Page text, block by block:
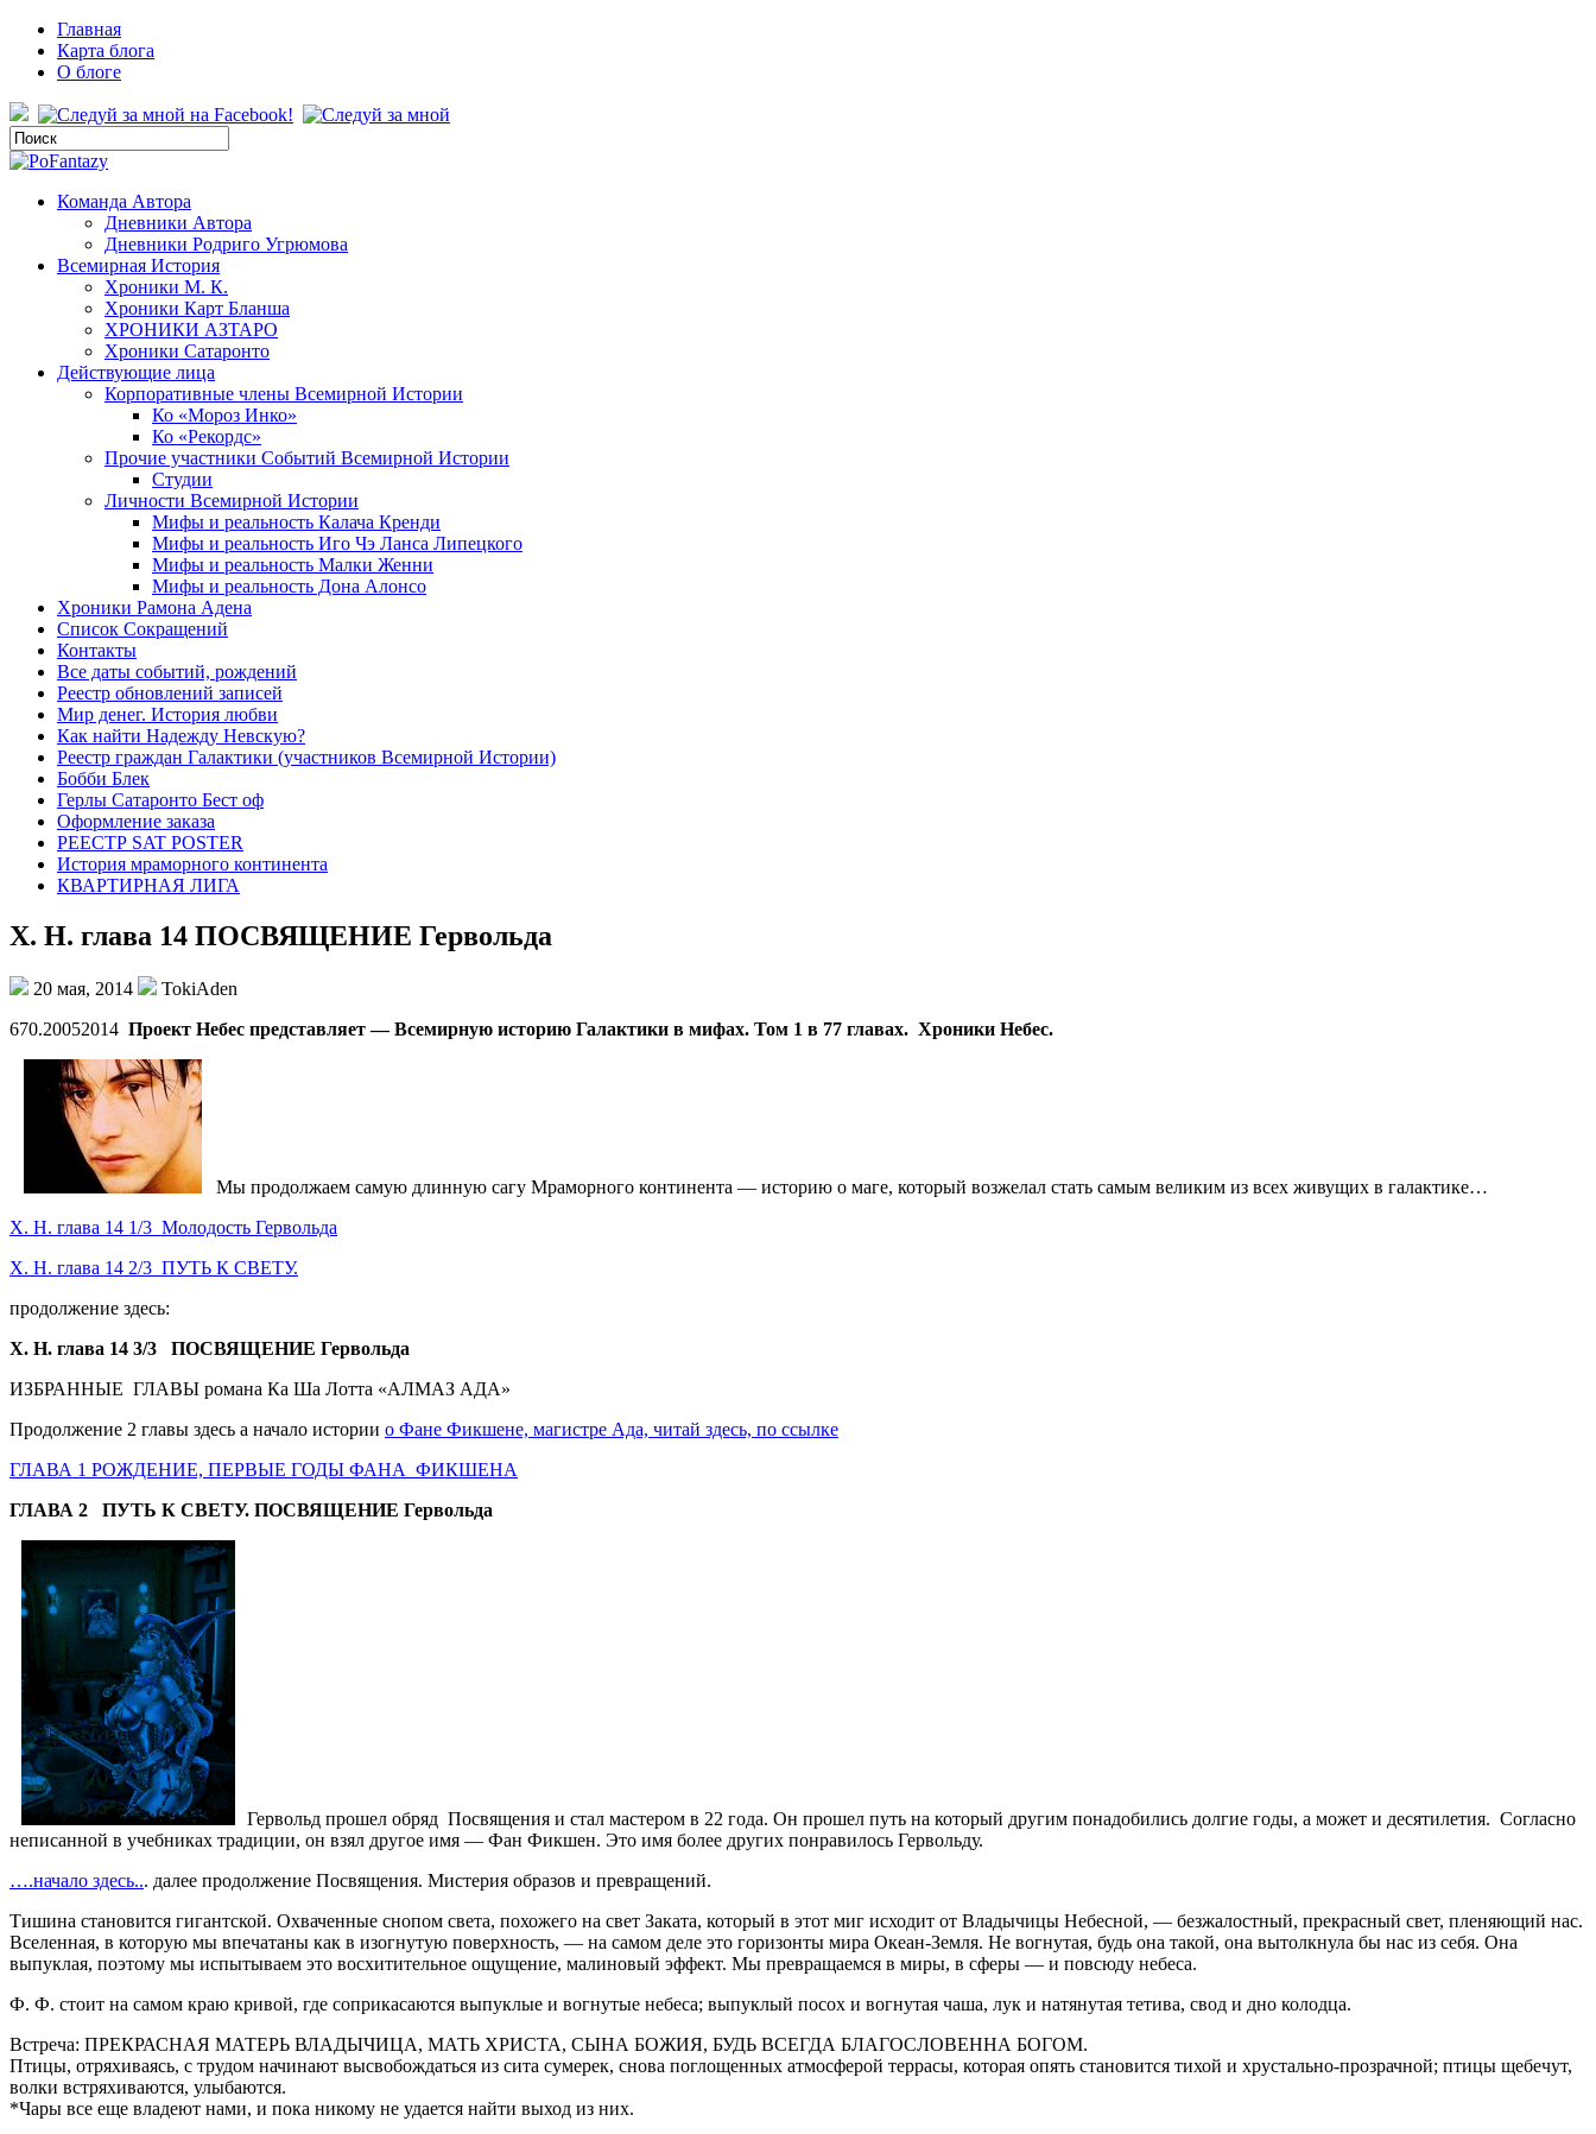
Главная
Карта блога
О блоге
Команда Автора
Дневники Автора
Дневники Родриго Угрюмова
Всемирная История
Хроники М. К.
Хроники Карт Бланша
ХРОНИКИ АЗТАРО
Хроники Сатаронто
Действующие лица
Корпоративные члены Всемирной Истории
Ко «Мороз Инко»
Ко «Рекордс»
Прочие участники Событий Всемирной Истории
Студии
Личности Всемирной Истории
Мифы и реальность Калача Кренди
Мифы и реальность Иго Чэ Ланса Липецкого
Мифы и реальность Малки Женни
Мифы и реальность Дона Алонсо
Хроники Рамона Адена
Список Сокращений
Контакты
Все даты событий, рождений
Реестр обновлений записей
Мир денег. История любви
Как найти Надежду Невскую?
Реестр граждан Галактики (участников Всемирной Истории)
Бобби Блек
Герлы Сатаронто Бест оф
Оформление заказа
РЕЕСТР SAT POSTER
История мраморного континента
КВАРТИРНАЯ ЛИГА
Х. Н. глава 14 ПОСВЯЩЕНИЕ Гервольда
20 мая, 2014
TokiAden
670.20052014 Проект Небес представляет — Всемирную историю Галактики в мифах. Том 1 в 77 главах. Хроники Небес.
Мы продолжаем самую длинную сагу Мраморного континента — историю о маге, который возжелал стать самым великим из всех живущих в галактике…
Х. Н. глава 14 1/3 Молодость Гервольда
Х. Н. глава 14 2/3 ПУТЬ К СВЕТУ.
продолжение здесь:
Х. Н. глава 14 3/3 ПОСВЯЩЕНИЕ Гервольда
ИЗБРАННЫЕ ГЛАВЫ романа Ка Ша Лотта «АЛМАЗ АДА»
Продолжение 2 главы здесь а начало истории о Фане Фикшене, магистре Ада, читай здесь, по ссылке
ГЛАВА 1 РОЖДЕНИЕ, ПЕРВЫЕ ГОДЫ ФАНА ФИКШЕНА
ГЛАВА 2 ПУТЬ К СВЕТУ. ПОСВЯЩЕНИЕ Гервольда
Гервольд прошел обряд Посвящения и стал мастером в 22 года. Он прошел путь на который другим понадобились долгие годы, а может и десятилетия. Согласно
неписанной в учебниках традиции, он взял другое имя — Фан Фикшен. Это имя более других понравилось Гервольду.
….начало здесь... далее продолжение Посвящения. Мистерия образов и превращений.
Тишина становится гигантской. Охваченные снопом света, похожего на свет Заката, который в этот миг исходит от Владычицы Небесной, — безжалостный, прекрасный свет, пленяющий нас.
Вселенная, в которую мы впечатаны как в изогнутую поверхность, — на самом деле это горизонты мира Океан-Земля. Не вогнутая, будь она такой, она вытолкнула бы нас из себя. Она
выпуклая, поэтому мы испытываем это восхитительное ощущение, малиновый эффект. Мы превращаемся в миры, в сферы — и повсюду небеса.
Ф. Ф. стоит на самом краю кривой, где соприкасаются выпуклые и вогнутые небеса; выпуклый посох и вогнутая чаша, лук и натянутая тетива, свод и дно колодца.
Встреча: ПРЕКРАСНАЯ МАТЕРЬ ВЛАДЫЧИЦА, МАТЬ ХРИСТА, СЫНА БОЖИЯ, БУДЬ ВСЕГДА БЛАГОСЛОВЕННА БОГОМ.
Птицы, отряхиваясь, с трудом начинают высвобождаться из сита сумерек, снова поглощенных атмосферой террасы, которая опять становится тихой и хрустально-прозрачной; птицы щебечут,
волки встряхиваются, улыбаются.
*Чары все еще владеют нами, и пока никому не удается найти выход из них.